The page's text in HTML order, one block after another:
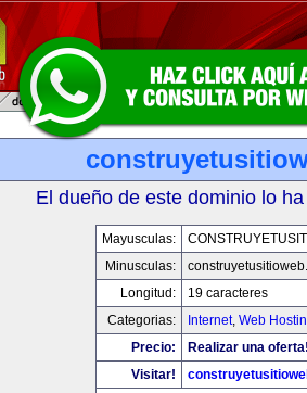
El dueño de este dominio lo
Mayusculas:
Minusculas:
Longitud:
19 caracteres
Categorias:
Internet, Web
Precio:
Realizar una
Visitar!